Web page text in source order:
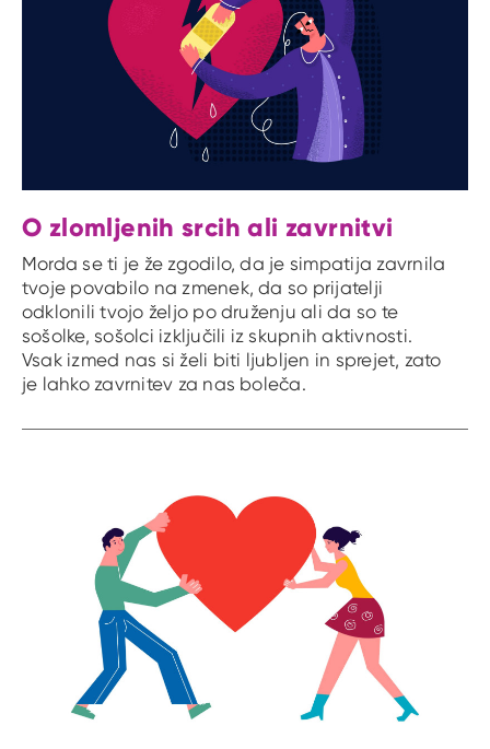
O zlomljenih srcih ali zavrnitvi
Morda se ti je že zgodilo, da je simpatija zavrnila
tvoje povabilo na zmenek, da so prijatelji
odklonili tvojo željo po druženju ali da so te
sošolke, sošolci izključili iz skupnih aktivnosti.
Vsak izmed nas si želi biti ljubljen in sprejet, zato
je lahko zavrnitev za nas boleča.